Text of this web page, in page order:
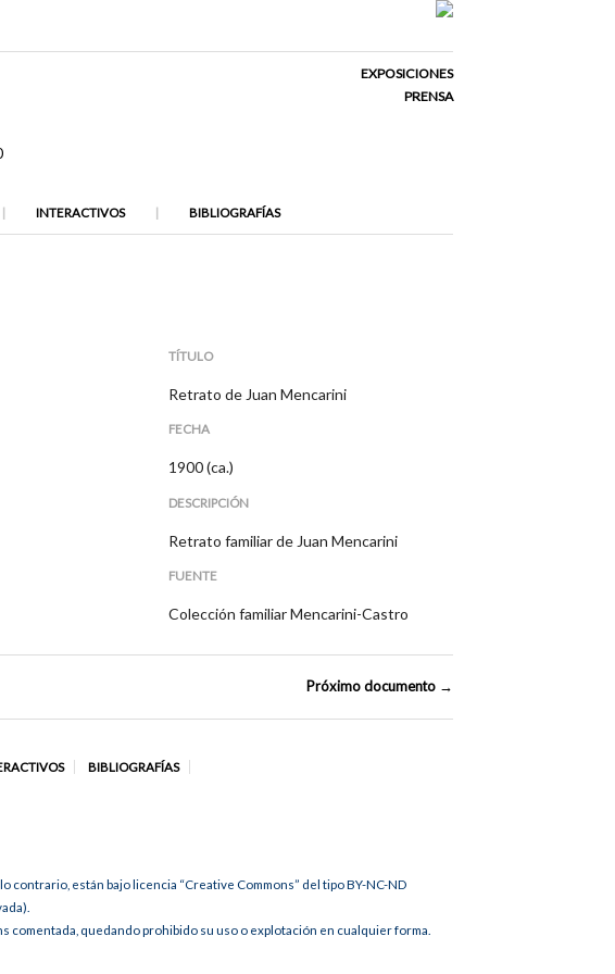
EXPOSICIONES
PRENSA
INTERACTIVOS BIBLIOGRAFÍAS
TÍTULO
Retrato de Juan Mencarini
FECHA
1900 (ca.)
DESCRIPCIÓN
Retrato familiar de Juan Mencarini
FUENTE
Colección familiar Mencarini-Castro
Próximo documento →
BIBLIOGRAFÍAS
contrario, están bajo licencia “Creative Commons” del tipo BY-NC-ND
comentada, quedando prohibido su uso o explotación en cualquier forma.